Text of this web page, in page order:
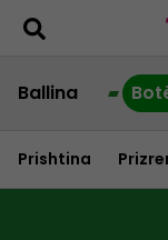
Ballina
Prishtina